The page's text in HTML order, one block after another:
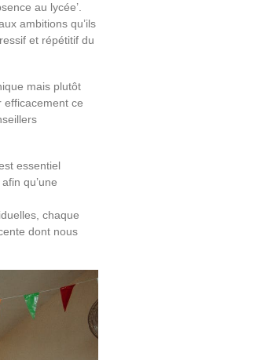
au lycée’.
ambitions qu’ils
et répétitif du
mais plutôt
efficacement ce
essentiel
qu’une
chaque
dont nous